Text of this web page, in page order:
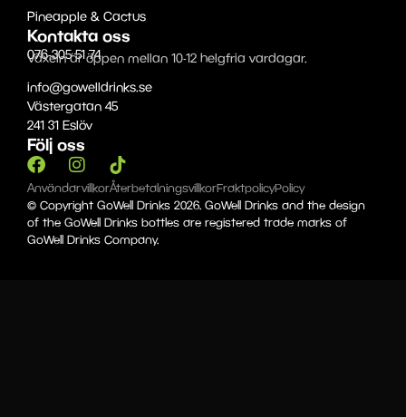
Pineapple & Cactus
Kontakta oss
076-305 51 74
Växeln är öppen mellan 10-12 helgfria vardagar.
info@gowelldrinks.se
Västergatan 45
241 31 Eslöv
Följ oss
AnvändarvillkorÅterbetalningsvillkorFraktpolicyPolicy
© Copyright GoWell Drinks 2026. GoWell Drinks and the design
of the GoWell Drinks bottles are registered trade marks of
GoWell Drinks Company.